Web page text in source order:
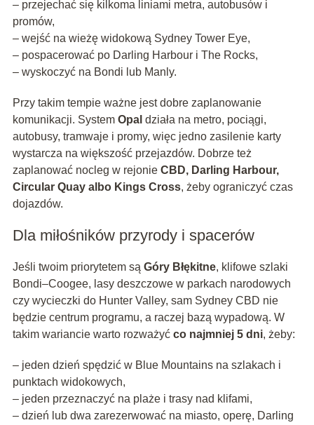
– przejechać się kilkoma liniami metra, autobusów i
promów,
– wejść na wieżę widokową Sydney Tower Eye,
– pospacerować po Darling Harbour i The Rocks,
– wyskoczyć na Bondi lub Manly.
Przy takim tempie ważne jest dobre zaplanowanie
komunikacji. System Opal działa na metro, pociągi,
autobusy, tramwaje i promy, więc jedno zasilenie karty
wystarcza na większość przejazdów. Dobrze też
zaplanować nocleg w rejonie CBD, Darling Harbour,
Circular Quay albo Kings Cross, żeby ograniczyć czas
dojazdów.
Dla miłośników przyrody i spacerów
Jeśli twoim priorytetem są Góry Błękitne, klifowe szlaki
Bondi–Coogee, lasy deszczowe w parkach narodowych
czy wycieczki do Hunter Valley, sam Sydney CBD nie
będzie centrum programu, a raczej bazą wypadową. W
takim wariancie warto rozważyć co najmniej 5 dni, żeby:
– jeden dzień spędzić w Blue Mountains na szlakach i
punktach widokowych,
– jeden przeznaczyć na plaże i trasy nad klifami,
– dzień lub dwa zarezerwować na miasto, operę, Darling